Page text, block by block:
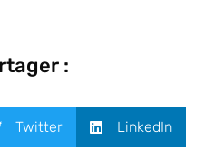
:
Twitter LinkedIn